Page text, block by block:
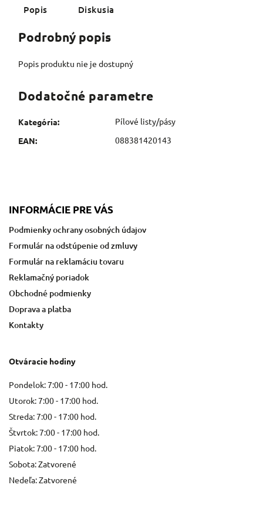
Popis Diskusia
Podrobný popis
Popis produktu nie je dostupný
Dodatočné parametre
Kategória:
Pílové listy/pásy
EAN: 088381420143
INFORMÁCIE PRE VÁS
Podmienky ochrany osobných údajov
Formulár na odstúpenie od zmluvy
Formulár na reklamáciu tovaru
Reklamačný poriadok
Obchodné podmienky
Doprava a platba
Kontakty
Otváracie hodiny
Pondelok: 7:00 - 17:00 hod.
Utorok: 7:00 - 17:00 hod.
Streda: 7:00 - 17:00 hod.
Štvrtok: 7:00 - 17:00 hod.
Piatok: 7:00 - 17:00 hod.
Sobota: Zatvorené
Nedeľa: Zatvorené